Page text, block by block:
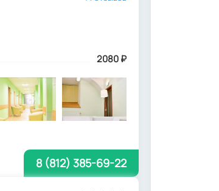
2080₽
8 (812) 385-69-22